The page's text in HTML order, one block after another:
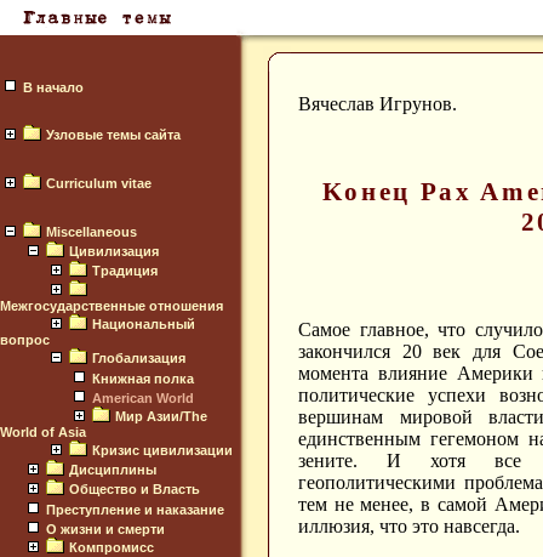
В начало
Узловые темы сайта
Curriculum vitae
Miscellaneous
Цивилизация
Традиция
Межгосударственные отношения
Национальный
вопрос
Глобализация
Книжная полка
American World
Мир Азии/The
World of Asia
Кризис цивилизации
Дисциплины
Общество и Власть
Преступление и наказание
О жизни и смерти
Компромисс
Вячеслав Игрунов.
Kонец Pax
Самое главное, что
закончился 20 век для
момента влияние
политические успехи
вершинам мировой
единственным гегемоном
зените. И хотя все
геополитическими
тем не менее, в самой
иллюзия, что это навсегда.